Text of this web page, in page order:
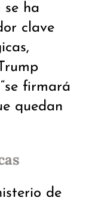
ha
clave
firmará
quedan
de